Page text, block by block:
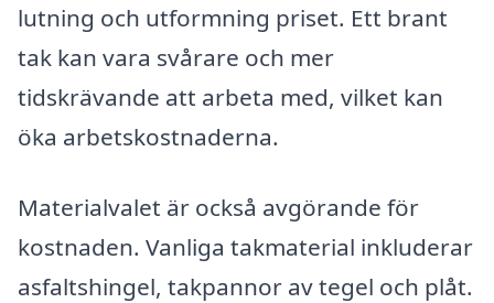
lutning och utformning priset. Ett brant
tak kan vara svårare och mer
tidskrävande att arbeta med, vilket kan
öka arbetskostnaderna.
Materialvalet är också avgörande för
kostnaden. Vanliga takmaterial inkluderar
asfaltshingel, takpannor av tegel och plåt.